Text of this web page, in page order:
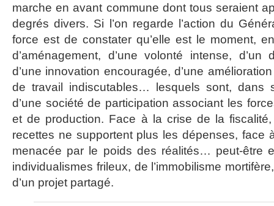
marche en avant commune dont tous seraient
degrés divers. Si l’on regarde l’action du
force est de constater qu’elle est le moment,
d’aménagement, d’une volonté intense, d’un
d’une innovation encouragée, d’une
de travail indiscutables… lesquels sont, dans
d’une société de participation associant les
et de production. Face à la crise de la
recettes ne supportent plus les dépenses, face
menacée par le poids des réalités… peut-être
individualismes frileux, de l’immobilisme
d’un projet partagé.